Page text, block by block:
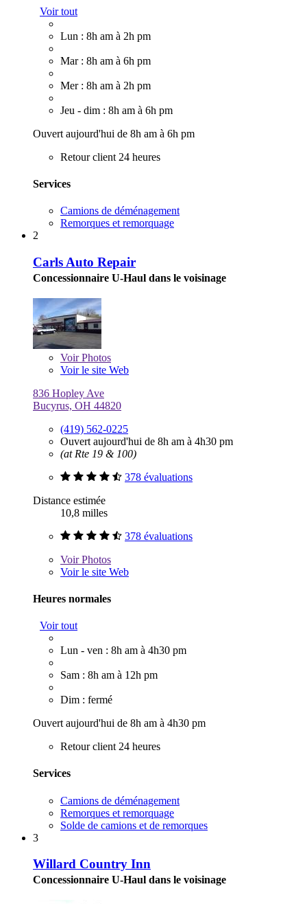
Voir tout
Lun : 8h am à 2h pm
Mar : 8h am à 6h pm
Mer : 8h am à 2h pm
Jeu - dim : 8h am à 6h pm
Ouvert aujourd'hui de 8h am à 6h pm
Retour client 24 heures
Services
Camions de déménagement
Remorques et remorquage
2
Carls Auto Repair
Concessionnaire U-Haul dans le voisinage
VoirPhotos
Voir le site Web
836 Hopley Ave
Bucyrus, OH 44820
(419) 562-0225
Ouvert aujourd'hui de 8h am à 4h30 pm
(at Rte 19 & 100)
378 évaluations
Distance estimée
10,8 milles
378 évaluations
VoirPhotos
Voir le site Web
Heures normales
Voir tout
Lun - ven : 8h am à 4h30 pm
Sam : 8h am à 12h pm
Dim : fermé
Ouvert aujourd'hui de 8h am à 4h30 pm
Retour client 24 heures
Services
Camions de déménagement
Remorques et remorquage
Solde de camions et de remorques
3
Willard Country Inn
Concessionnaire U-Haul dans le voisinage